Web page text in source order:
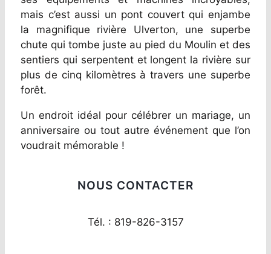
mais c’est aussi un pont couvert qui enjambe
la magnifique rivière Ulverton, une superbe
chute qui tombe juste au pied du Moulin et des
sentiers qui serpentent et longent la rivière sur
plus de cinq kilomètres à travers une superbe
forêt.
Un endroit idéal pour célébrer un mariage, un
anniversaire ou tout autre événement que l’on
voudrait mémorable !
NOUS CONTACTER
Tél. : 819-826-3157